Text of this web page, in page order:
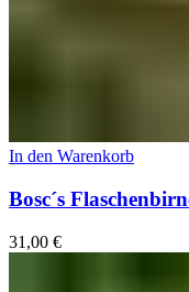
In den Warenkorb
Bosc´s
31,00 €